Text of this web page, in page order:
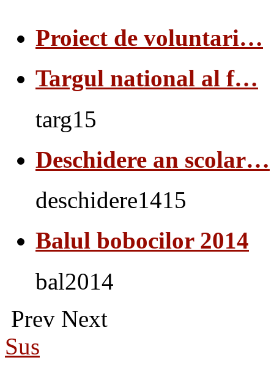
Proiect de voluntari…
Targul national al f…
targ15
Deschidere an scolar…
deschidere1415
Balul bobocilor 2014
bal2014
Prev Next
Sus